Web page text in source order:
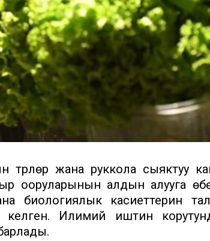
түрлөрү жана руккола сыяктуу
ооруларынын алдын алууга
биологиялык касиеттерин
келген. Илимий иштин